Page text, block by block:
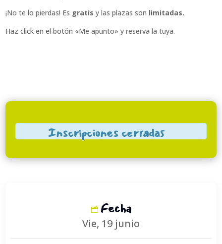
¡No te lo pierdas! Es gratis y las plazas son limitadas.
Haz click en el botón «Me apunto» y reserva la tuya.
Inscripciones cerradas
Fecha
Vie, 19 junio